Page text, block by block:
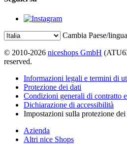
Cambia Paese/lingua
© 2010-2026 niceshops GmbH
reserved.
Informazioni legali e termini di
Protezione dei dati
Condizioni generali di contratto
Dichiarazione di accessibilità
Impostazioni sulla protezione dei
Azienda
Altri nice Shops